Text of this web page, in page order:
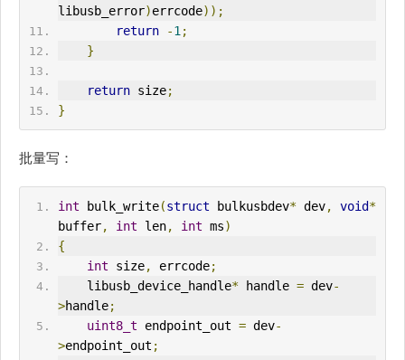
libusb_error)errcode));
return
-1;
}
return size;
}
批量写：
int bulk_write(struct bulkusbdev* dev, void*
buffer, int len, int ms)
{
int size, errcode;
    libusb_device_handle
* handle = dev-
>handle;
uint8_t endpoint_out = dev-
>endpoint_out ;